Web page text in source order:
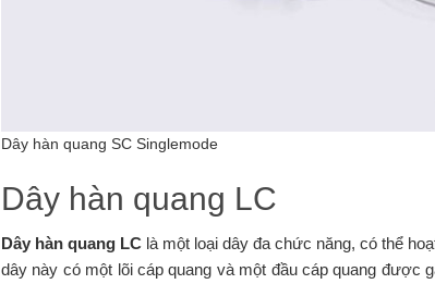
Dây hàn quang SC Singlemode
Dây hàn quang LC
Dây hàn quang LClà một loại dây đa chức năng, có thể
dây này có một lõi cáp quang và một đầu cáp quang được